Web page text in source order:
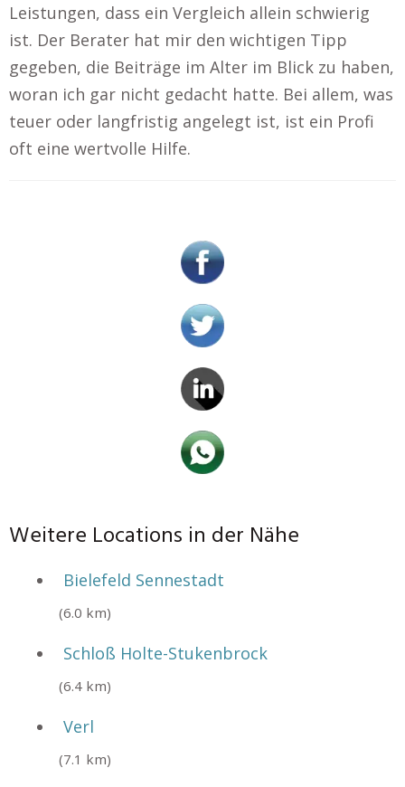
Leistungen, dass ein Vergleich allein schwierig
ist. Der Berater hat mir den wichtigen Tipp
gegeben, die Beiträge im Alter im Blick zu haben,
woran ich gar nicht gedacht hatte. Bei allem, was
teuer oder langfristig angelegt ist, ist ein Profi
oft eine wertvolle Hilfe.
Weitere Locations in der Nähe
Bielefeld Sennestadt
(6.0 km)
Schloß Holte-Stukenbrock
(6.4 km)
Verl
(7.1 km)